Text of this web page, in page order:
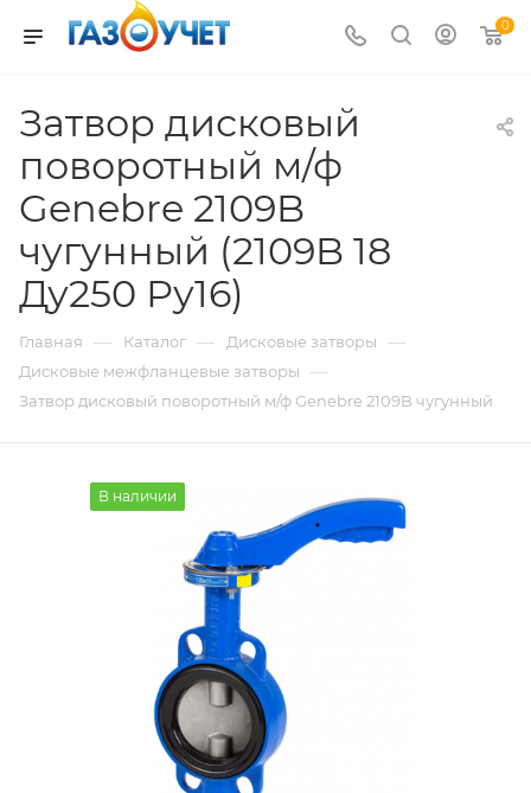
0
Затвор дисковый
поворотный м/ф
Genebre 2109B
чугунный (2109B 18
Ду250 Ру16)
Главная — Каталог — Дисковые затворы —
Дисковые межфланцевые затворы —
Затвор дисковый поворотный м/ф Genebre 2109B чугунный
В наличии